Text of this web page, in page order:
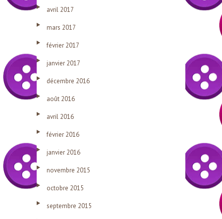
avril 2017
mars 2017
février 2017
janvier 2017
décembre 2016
août 2016
avril 2016
février 2016
janvier 2016
novembre 2015
octobre 2015
septembre 2015